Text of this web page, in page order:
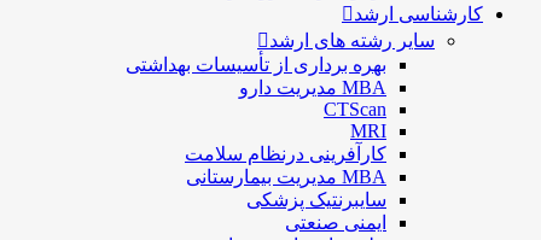
کارشناسی ارشد
سایر رشته های ارشد
بهره برداری از تأسیسات بهداشتی
MBA مدیریت دارو
CTScan
MRI
کارآفرینی درنظام سلامت
MBA مدیریت بیمارستانی
سایبرنتیک پزشکی
ایمنی صنعتی